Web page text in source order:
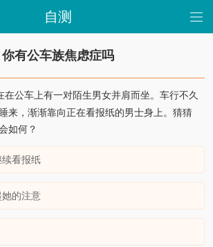
自测
你有公车族焦虑症吗
公车上有一对陌生男女并肩而坐。车行不久
来，渐渐靠向正在看报纸的男士身上。猜猜
如何？
看报纸
的注意